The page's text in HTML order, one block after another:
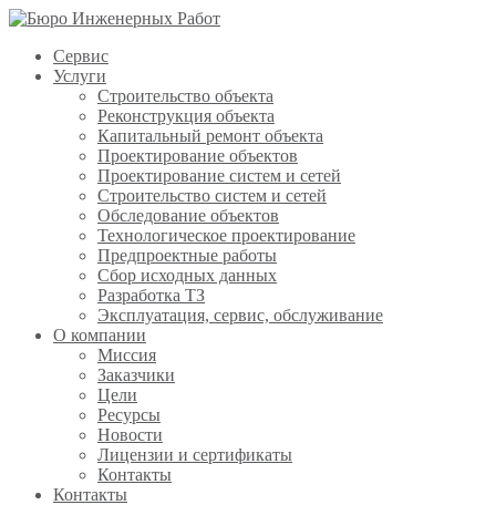
Сервис
Услуги
Строительство объекта
Реконструкция объекта
Капитальный ремонт объекта
Проектирование объектов
Проектирование систем и сетей
Строительство систем и сетей
Обследование объектов
Технологическое проектирование
Предпроектные работы
Сбор исходных данных
Разработка ТЗ
Эксплуатация, сервис, обслуживание
О компании
Миссия
Заказчики
Цели
Ресурсы
Новости
Лицензии и сертификаты
Контакты
Контакты